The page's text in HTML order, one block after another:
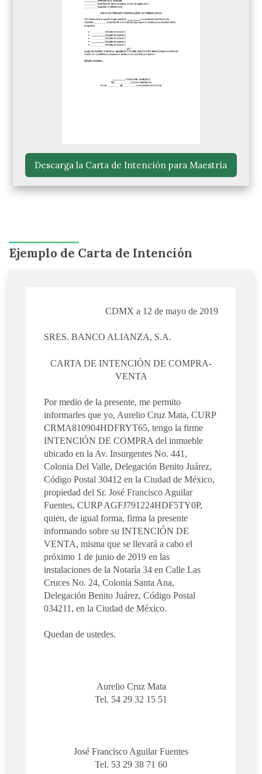
Descarga la Carta de Intención para Maestría
Ejemplo de Carta de Intención
CDMX a 12 de mayo de 2019
SRES. BANCO ALIANZA, S.A.
CARTA DE INTENCIÓN DE COMPRA-
VENTA
Por medio de la presente, me permito
informarles que yo, Aurelio Cruz Mata, CURP
CRMA810904HDFRYT65, tengo la firme
INTENCIÓN DE COMPRA del inmueble
ubicado en la Av. Insurgentes No. 441,
Colonia Del Valle, Delegación Benito Juárez,
Código Postal 30412 en la Ciudad de México,
propiedad del Sr. José Francisco Aguilar
Fuentes, CURP AGFJ791224HDF5TY0P,
quien, de igual forma, firma la presente
informando sobre su INTENCIÓN DE
VENTA, misma que se llevará a cabo el
próximo 1 de junio de 2019 en las
instalaciones de la Notaría 34 en Calle Las
Cruces No. 24, Colonia Santa Ana,
Delegación Benito Juárez, Código Postal
034211, en la Ciudad de México.
Quedan de ustedes.
Aurelio Cruz Mata
Tel. 54 29 32 15 51
José Francisco Aguilar Fuentes
Tel. 53 29 38 71 60